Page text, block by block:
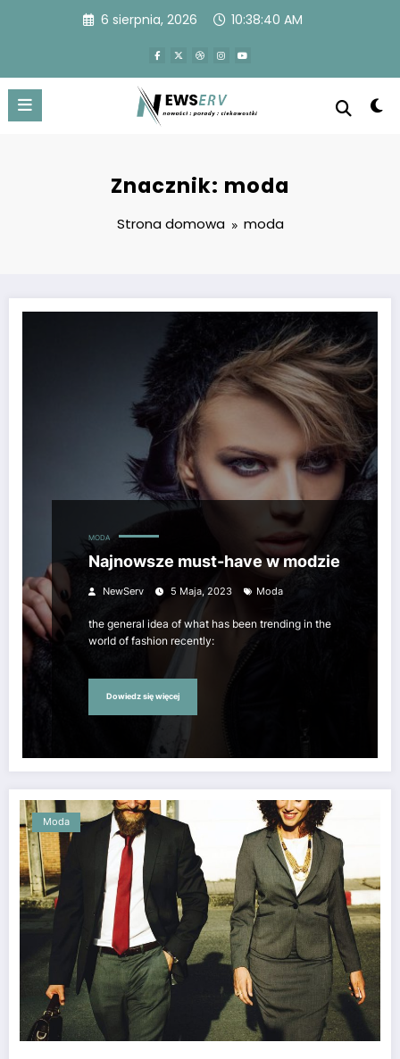
6 sierpnia, 2026 10:38:40 AM
Znacznik: moda
Strona domowa moda
MODA
Najnowsze must-have w modzie
NewServ 5 Maja, 2023 Moda
the general idea of what has been trending in the
world of fashion recently:
Dowiedz się więcej
Moda